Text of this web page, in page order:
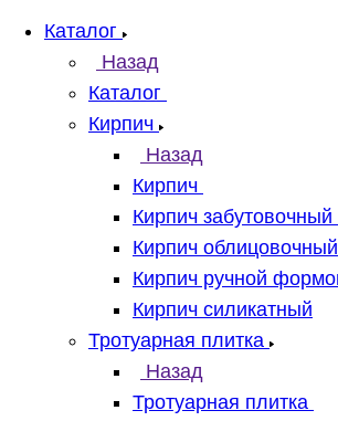
Каталог
Назад
Каталог
Кирпич
Назад
Кирпич
Кирпич
Кирпич облицовочный
Кирпич ручной
Кирпич силикатный
Тротуарная плитка
Назад
Тротуарная плитка